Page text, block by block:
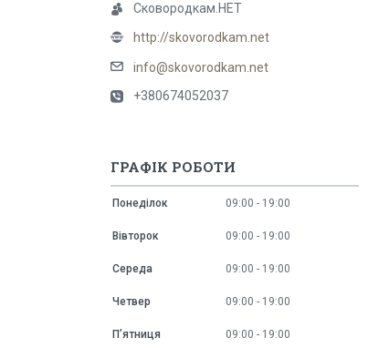
Сковородкам.НЕТ
http://skovorodkam.net
info@skovorodkam.net
+380674052037
ГРАФІК РОБОТИ
Понеділок 09:00 19:00
Вівторок 09:00 19:00
Середа 09:00 19:00
Четвер 09:00 19:00
Пʼятниця 09:00 19:00